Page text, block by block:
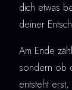
dich etwas
deiner
Am Ende
sondern ob
entsteht